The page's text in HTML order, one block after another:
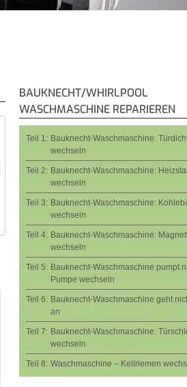
BAUKNECHT/WHIRLPOOL
WASCHMASCHINE REPARIEREN
Teil 1: Bauknecht-Waschmaschine:
wechseln
Teil 2: Bauknecht-Waschmaschine:
wechseln
Teil 3: Bauknecht-Waschmaschine:
wechseln
Teil 4: Bauknecht-Waschmaschine:
wechseln
Teil 5: Bauknecht-Waschmaschine pumpt
Pumpe wechseln
Teil 6: Bauknecht-Waschmaschine geht
an
Teil 7: Bauknecht-Waschmaschine:
wechseln
Teil 8: Waschmaschine – Keilriemen